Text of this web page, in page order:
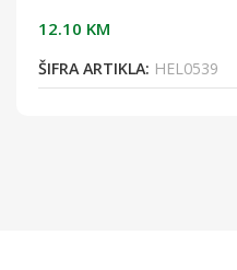
12.10 KM
ŠIFRA ARTIKLA: HEL0539